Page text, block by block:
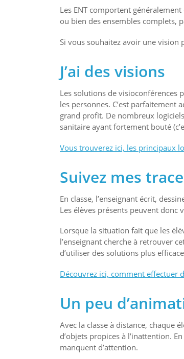
Les ENT comportent
ou bien des ensembles complets,
Si vous souhaitez avoir une vision
J’ai des visions
Les solutions de visioconférences
les personnes. C’est parfaitement
grand profit. De nombreux
sanitaire ayant fortement bouté
Vous trouverez ici, les principaux
Suivez mes
En classe, l’enseignant écrit,
Les élèves présents peuvent donc
Lorsque la situation fait que les
l’enseignant cherche à retrouver
d’utiliser des solutions plus
Découvrez ici, comment effectuer
Un peu
Avec la classe à distance, chaque
d’objets propices à l’inattention.
manquent d’attention.